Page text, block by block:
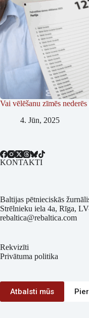
Vai vēlēšanu zīmēs
4. Jūn, 2025
KONTAKTI
Baltijas pētnieciskās
Strēlnieku iela 4a, Rīga,
rebaltica@rebaltica.com
Rekvizīti
Privātuma politika
Atbalsti mūs